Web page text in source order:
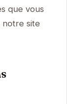
que vous
notre site